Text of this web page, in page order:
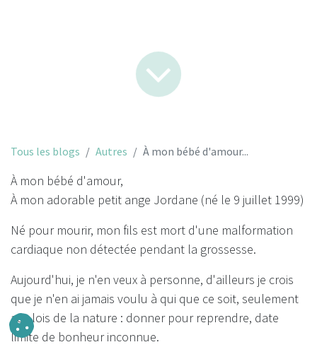
Tous les blogs Autres À mon bébé d'amour...
À mon bébé d'amour,
À mon adorable petit ange Jordane (né le 9 juillet 1999)
Né pour mourir, mon fils est mort d'une malformation
cardiaque non détectée pendant la grossesse.
Aujourd'hui, je n'en veux à personne, d'ailleurs je crois
que je n'en ai jamais voulu à qui que ce soit, seulement
aux lois de la nature : donner pour reprendre, date
limite de bonheur inconnue.